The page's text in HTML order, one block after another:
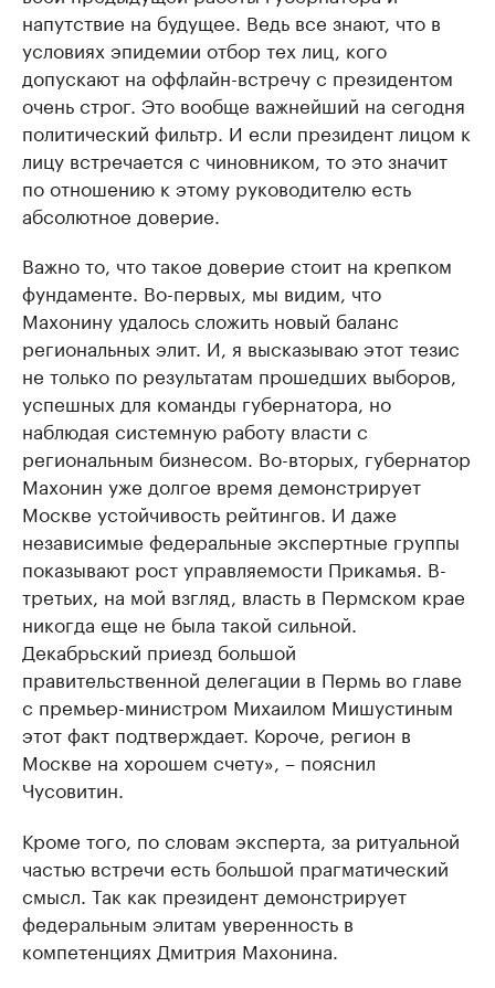
напутствие на будущее. Ведь все знают, что в
условиях эпидемии отбор тех лиц, кого
допускают на оффлайн-встречу с президентом
очень строг. Это вообще важнейший на сегодня
политический фильтр. И если президент лицом к
лицу встречается с чиновником, то это значит
по отношению к этому руководителю есть
абсолютное доверие.
Важно то, что такое доверие стоит на крепком
фундаменте. Во-первых, мы видим, что
Махонину удалось сложить новый баланс
региональных элит. И, я высказываю этот тезис
не только по результатам прошедших выборов,
успешных для команды губернатора, но
наблюдая системную работу власти с
региональным бизнесом. Во-вторых, губернатор
Махонин уже долгое время демонстрирует
Москве устойчивость рейтингов. И даже
независимые федеральные экспертные группы
показывают рост управляемости Прикамья. В-
третьих, на мой взгляд, власть в Пермском крае
никогда еще не была такой сильной.
Декабрьский приезд большой
правительственной делегации в Пермь во главе
с премьер-министром Михаилом Мишустиным
этот факт подтверждает. Короче, регион в
Москве на хорошем счету», – пояснил
Чусовитин.
Кроме того, по словам эксперта, за ритуальной
частью встречи есть большой прагматический
смысл. Так как президент демонстрирует
федеральным элитам уверенность в
компетенциях Дмитрия Махонина.